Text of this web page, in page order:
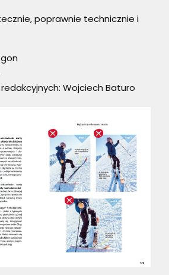
poprawnie technicznie i
Wojciech Baturo